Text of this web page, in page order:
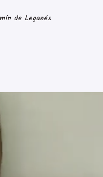
de Leganés